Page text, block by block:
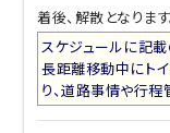
着後、解散となります
スケジュールに記載
長距離移動中にト
り、道路事情や行程